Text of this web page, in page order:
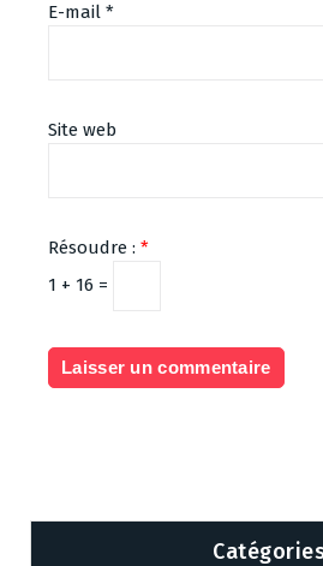
E-mail *
Site web
Résoudre : *
1 + 16 =